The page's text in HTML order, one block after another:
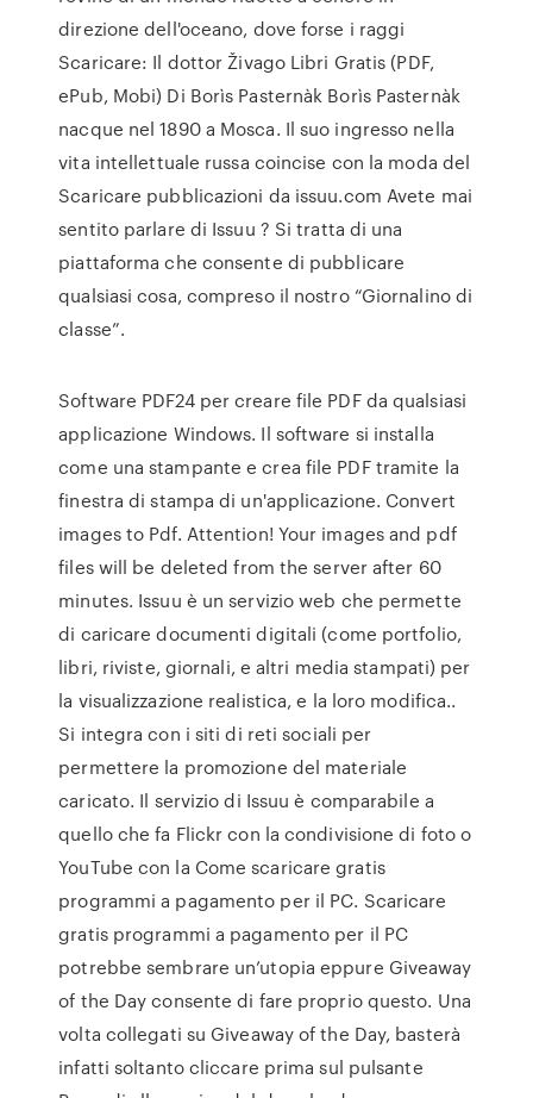
direzione dell'oceano, dove forse i raggi
Scaricare: Il dottor Živago Libri Gratis (PDF,
ePub, Mobi) Di Borìs Pasternàk Borìs Pasternàk
nacque nel 1890 a Mosca. Il suo ingresso nella
vita intellettuale russa coincise con la moda del
Scaricare pubblicazioni da issuu.com Avete mai
sentito parlare di Issuu ? Si tratta di una
piattaforma che consente di pubblicare
qualsiasi cosa, compreso il nostro “Giornalino di
classe”.
Software PDF24 per creare file PDF da qualsiasi
applicazione Windows. Il software si installa
come una stampante e crea file PDF tramite la
finestra di stampa di un'applicazione. Convert
images to Pdf. Attention! Your images and pdf
files will be deleted from the server after 60
minutes. Issuu è un servizio web che permette
di caricare documenti digitali (come portfolio,
libri, riviste, giornali, e altri media stampati) per
la visualizzazione realistica, e la loro modifica..
Si integra con i siti di reti sociali per
permettere la promozione del materiale
caricato. Il servizio di Issuu è comparabile a
quello che fa Flickr con la condivisione di foto o
YouTube con la Come scaricare gratis
programmi a pagamento per il PC. Scaricare
gratis programmi a pagamento per il PC
potrebbe sembrare un’utopia eppure Giveaway
of the Day consente di fare proprio questo. Una
volta collegati su Giveaway of the Day, basterà
infatti soltanto cliccare prima sul pulsante